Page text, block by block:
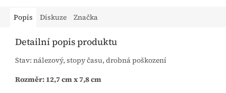
Popis Diskuze Značka
Detailní popis produktu
Stav: nálezový, stopy času, drobná poškození
Rozměr: 12,7 cm x 7,8 cm